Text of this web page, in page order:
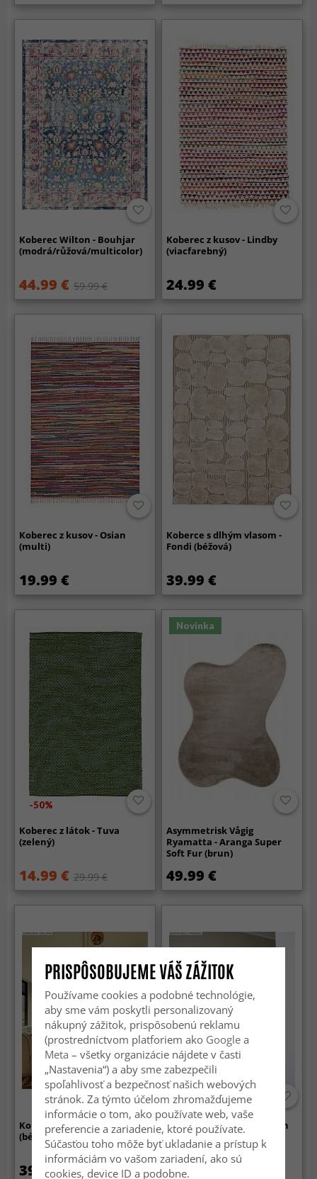
Koberec Wilton - Bouhjar
(modrá/růžová/multicolor)
44.99 € 59.99 €
Koberec z kusov - Lindby
(viacfarebný)
24.99 €
Koberec z kusov - Osian
(multi)
19.99 €
Koberce s dlhým vlasom -
Fondi (béžová)
39.99 €
-50%
Koberec z látok - Tuva
(zelený)
14.99 € 29.99 €
Novinka
Asymmetrisk Vågig
Ryamatta - Aranga Super
Soft Fur (brun)
49.99 €
Koberce s chlupem - Ronda
(béžová)
39.99 €
Vlnený koberec - Hamilton
(Deep Taupe)
89.99 €
PRISPÔSOBUJEME VÁŠ ZÁŽITOK
Používame cookies a podobné technológie,
aby sme vám poskytli personalizovaný
nákupný zážitok, prispôsobenú reklamu
(prostredníctvom platforiem ako Googlea
Meta – všetky organizácie nájdete v časti
„Nastavenia“) a aby sme zabezpečili
spoľahlivosť a bezpečnosť našich webových
stránok. Za týmto účelom zhromažďujeme
informácie o tom, ako používate web, vaše
preferencie a zariadenie, ktoré používate.
Súčasťou toho môže byť ukladanie a prístup k
informáciám vo vašom zariadení, ako sú
cookies, device ID a podobne.